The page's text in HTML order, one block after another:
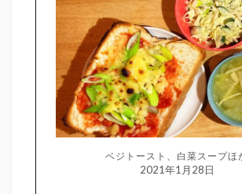
ベジトースト、白菜スープほ
2021年1月28日